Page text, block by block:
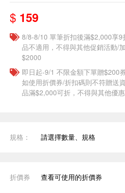
$ 159
8/8-8/10 單筆折扣後滿$2,000享
品不適用，不得與其他促銷活動/
$2000
即日起-9/1 不限金額下單贈$200
如使用折價券/折扣碼則不符贈送
品滿$2,000可折，不得與其他優
規格： 請選擇數量、規格
折價券 查看可使用的折價券